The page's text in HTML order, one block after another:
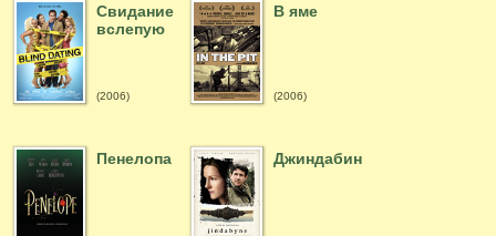
Свидание
вслепую
(2006)
В яме
(2006)
Пенелопа Джиндабин